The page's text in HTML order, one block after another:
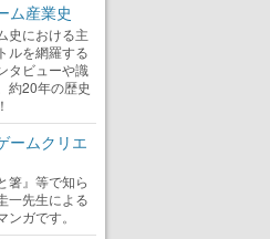
ム産業史
史における主
ルを網羅する
タビューや識
約20年の歴史
ームクリエ
箸』等で知ら
一先生による
ガです。